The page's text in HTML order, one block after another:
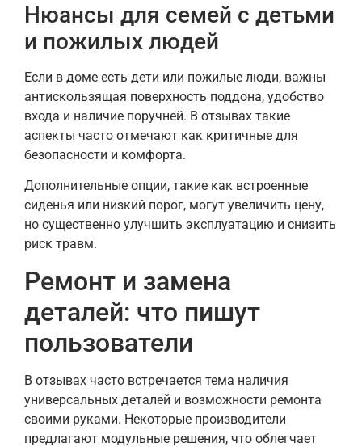
Нюансы для семей с детьми
и пожилых людей
Если в доме есть дети или пожилые люди, важны
антискользящая поверхность поддона, удобство
входа и наличие поручней. В отзывах такие
аспекты часто отмечают как критичные для
безопасности и комфорта.
Дополнительные опции, такие как встроенные
сиденья или низкий порог, могут увеличить цену,
но существенно улучшить эксплуатацию и снизить
риск травм.
Ремонт и замена
деталей: что пишут
пользователи
В отзывах часто встречается тема наличия
универсальных деталей и возможности ремонта
своими руками. Некоторые производители
предлагают модульные решения, что облегчает